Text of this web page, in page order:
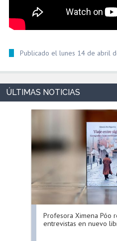
Publicado el lunes 14 de abril
Profesora Ximena Póo
entrevistas en nuevo